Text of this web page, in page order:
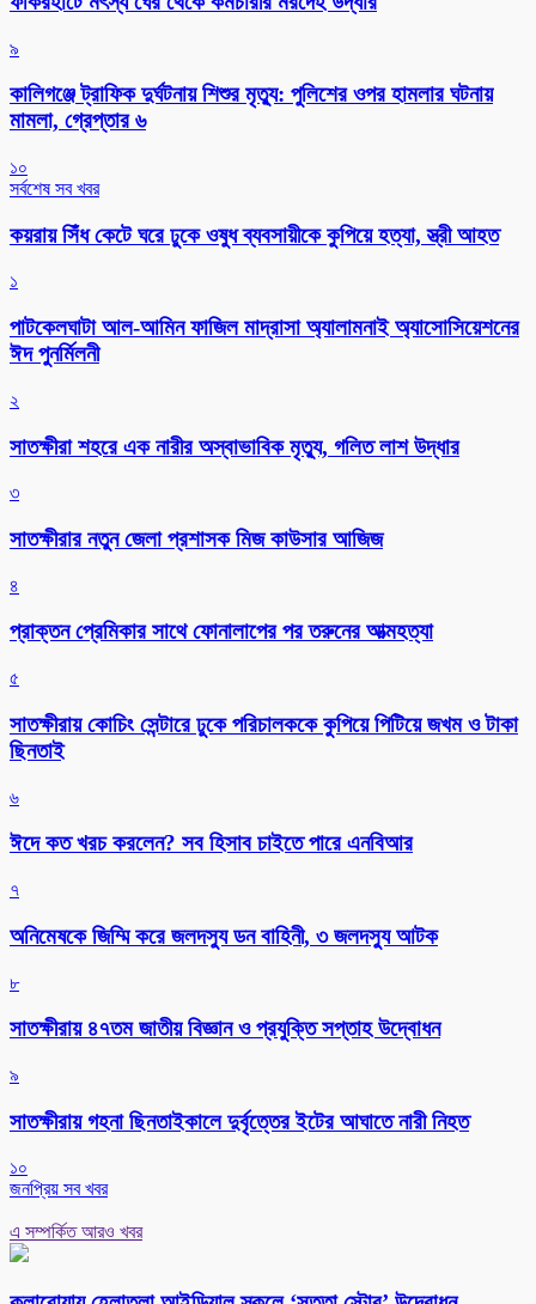
৯
কালিগঞ্জে ট্রাফিক দুর্ঘটনায় শিশুর মৃত্যু: পুলিশের ওপর হামলার ঘটনায়
মামলা, গ্রেপ্তার ৬
১০
সর্বশেষ সব খবর
কয়রায় সিঁধ কেটে ঘরে ঢুকে ওষুধ ব্যবসায়ীকে কুপিয়ে হত্যা, স্ত্রী আহত
১
পাটকেলঘাটা আল-আমিন ফাজিল মাদ্রাসা অ্যালামনাই অ্যাসোসিয়েশনের
ঈদ পুনর্মিলনী
২
সাতক্ষীরা শহরে এক নারীর অস্বাভাবিক মৃত্যু, গলিত লাশ উদ্ধার
৩
সাতক্ষীরার নতুন জেলা প্রশাসক মিজ কাউসার আজিজ
৪
প্রাক্তন প্রেমিকার সাথে ফোনালাপের পর তরুনের আত্মহত্যা
৫
সাতক্ষীরায় কোচিং সেন্টারে ঢুকে পরিচালককে কুপিয়ে পিটিয়ে জখম ও টাকা
ছিনতাই
৬
ঈদে কত খরচ করলেন? সব হিসাব চাইতে পারে এনবিআর
৭
অনিমেষকে জিম্মি করে জলদস্যু ডন বাহিনী, ৩ জলদস্যু আটক
৮
সাতক্ষীরায় ৪৭তম জাতীয় বিজ্ঞান ও প্রযুক্তি সপ্তাহ উদ্বোধন
৯
সাতক্ষীরায় গহনা ছিনতাইকালে দুর্বৃত্তের ইটের আঘাতে নারী নিহত
১০
জনপ্রিয় সব খবর
এ সম্পর্কিত আরও খবর